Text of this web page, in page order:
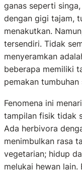
ganas seperti
dengan gigi tajam,
menakutkan.
tersendiri. Tidak
menyeramkan
beberapa memiliki
pemakan tumbuhan
Fenomena ini
tampilan fisik tidak
Ada herbivora
menimbulkan rasa
vegetarian; hidup
melukai hewan